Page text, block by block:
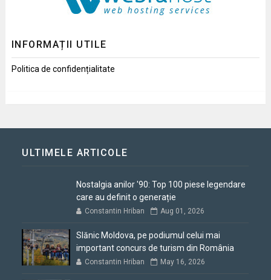
INFORMAȚII UTILE
Politica de confidențialitate
ULTIMELE ARTICOLE
Nostalgia anilor '90: Top 100 piese legendare
care au definit o generație
Constantin Hriban Aug 01, 2026
Slănic Moldova, pe podiumul celui mai
important concurs de turism din România
Constantin Hriban May 16, 2026